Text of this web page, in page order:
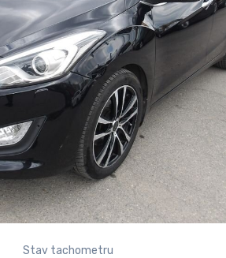
Stav tachometru